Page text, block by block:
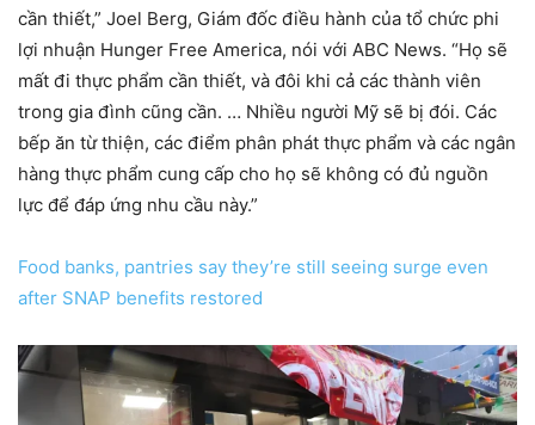
cần thiết,” Joel Berg, Giám đốc điều hành của tổ chức phi
lợi nhuận Hunger Free America, nói với ABC News. “Họ sẽ
mất đi thực phẩm cần thiết, và đôi khi cả các thành viên
trong gia đình cũng cần. … Nhiều người Mỹ sẽ bị đói. Các
bếp ăn từ thiện, các điểm phân phát thực phẩm và các ngân
hàng thực phẩm cung cấp cho họ sẽ không có đủ nguồn
lực để đáp ứng nhu cầu này.”
Food banks, pantries say they’re still seeing surge even
after SNAP benefits restored